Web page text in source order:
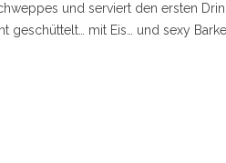
und serviert den ersten
geschüttelt… mit Eis… und sexy